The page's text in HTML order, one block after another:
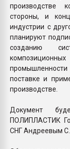
производстве
стороны, и
индустрии с
планируют
созданию
поставке и
производстве.
Документ
ПОЛИПЛАСТИК
СНГ Андреевым С.